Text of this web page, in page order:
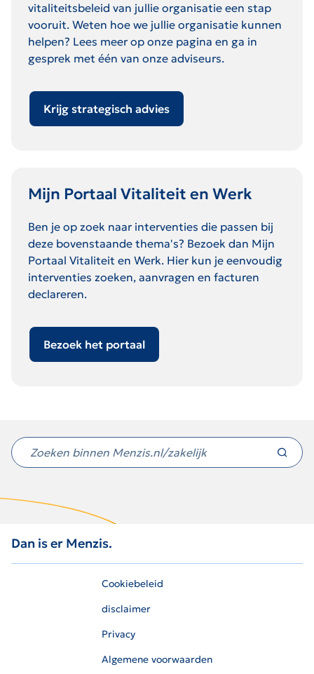
vitaliteitsbeleid van jullie organisatie een stap
vooruit. Weten hoe we jullie organisatie kunnen
helpen? Lees meer op onze pagina en ga in
gesprek met één van onze adviseurs.
Krijg strategisch advies
Mijn Portaal Vitaliteit en Werk
Ben je op zoek naar interventies die passen bij
deze bovenstaande thema's? Bezoek dan Mijn
Portaal Vitaliteit en Werk. Hier kun je eenvoudig
interventies zoeken, aanvragen en facturen
declareren.
Bezoek het portaal
Niet
Dan is er Menzis.
Cookiebeleid
disclaimer
Privacy
Algemene voorwaarden